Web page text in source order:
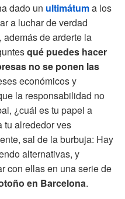
dado un ultimátuma los
a luchar de verdad
de arderte la
qué puedes hacer
no se ponen las
económicos y
la responsabilidad no
¿cuál es tu papel a
tu alrededor ves
sal de la burbuja: Hay
alternativas, y
con ellas en una serie de
en Barcelona.